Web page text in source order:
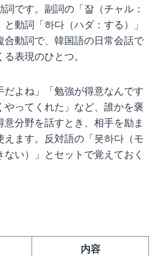
です。副詞の「잘（チャル：
動詞「하다（ハダ：する）」
合動詞で、韓国語の日常会話で
表現のひとつ。
だよね」「勉強が得意なんです
やってくれた」など、誰かを褒
分野を話すとき、相手を励ま
えます。反対語の「못하다（モ
ない）」とセットで覚えておく
内容